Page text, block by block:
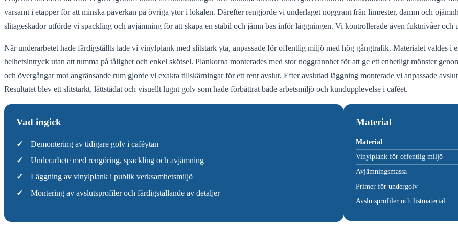
varsamt i etapper för att minska påverkan på övriga ytor i lokalen. Därefter rengjorde vi underlaget noggrant från limrester, damm och
slitageskador utförde vi spackling och avjämning för att skapa en stabil och jämn bas inför läggningen. Vi kontrollerade även fuktnivåer och
När underarbetet hade färdigställts lade vi vinylplank med slitstark yta, anpassade för offentlig miljö med hög gångtrafik. Materialet valdes i
helhetsintryck utan att tumma på tålighet och enkel skötsel. Plankorna monterades med stor noggrannhet för att ge ett enhetligt mönster
och övergångar mot angränsande rum gjorde vi exakta tillskärningar för ett rent avslut. Efter avslutad läggning monterade vi anpassade
Resultatet blev ett slitstarkt, lättstädat och visuellt lugnt golv som hade förbättrat både arbetsmiljö och kundupplevelse i caféet.
Vad ingick
✓
Demontering av tidigare golv i caféytan
✓
Underarbete med rengöring, spackling och avjämning
✓
Läggning av vinylplank i publik verksamhetsmiljö
✓
Montering av avslutsprofiler och färdigställande av detaljer
Material
Material
Vinylplank för offentlig miljö
Avjämningsmassa
Primer för undergolv
Avslutsprofiler och listmaterial